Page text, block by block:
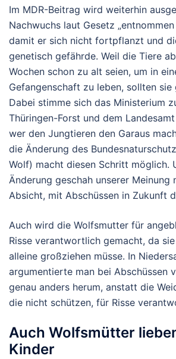
Im MDR-Beitrag wird weiterhin
Nachwuchs laut Gesetz „entnommen
damit er sich nicht fortpflanzt und
genetisch gefährde. Weil die Tiere
Wochen schon zu alt seien, um in
Gefangenschaft zu leben, sollten
Dabei stimme sich das Ministerium
Thüringen-Forst und dem
wer den Jungtieren den Garaus
die Änderung des
Wolf) macht diesen Schritt möglich.
Änderung geschah unserer Meinung
Absicht, mit Abschüssen in Zukunft
Auch wird die Wolfsmutter für
Risse verantwortlich gemacht, da
alleine großziehen müsse. In
argumentierte man bei Abschüssen
genau anders herum, anstatt die
die nicht schützen, für Risse
Auch Wolfsmütter
Kinder